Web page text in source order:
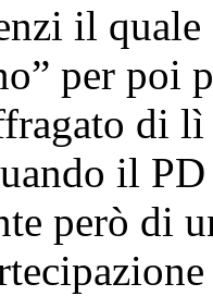
il quale
per poi
di
il
però di